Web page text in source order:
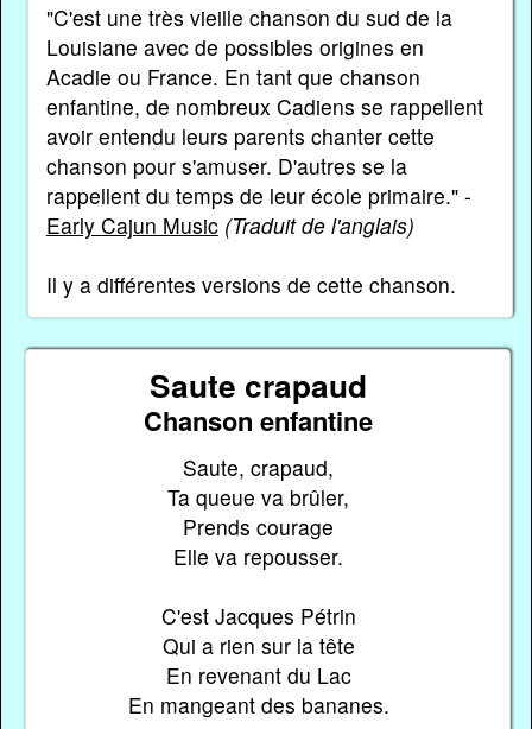
"C'est une très vieille chanson du sud de la
Louisiane avec de possibles origines en
Acadie ou France. En tant que chanson
enfantine, de nombreux Cadiens se rappellent
avoir entendu leurs parents chanter cette
chanson pour s'amuser. D'autres se la
rappellent du temps de leur école primaire." -
Early Cajun Music (Traduit de l'anglais)
Il y a différentes versions de cette chanson.
Saute crapaud
Chanson enfantine
Saute, crapaud,
Ta queue va brûler,
Prends courage
Elle va repousser.
C'est Jacques Pétrin
Qui a rien sur la tête
En revenant du Lac
En mangeant des bananes.